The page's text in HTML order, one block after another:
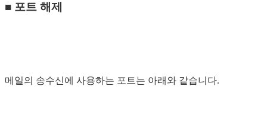
■ 포트 해제
메일의 송수신에 사용하는 포트는 아래와 같습니다.